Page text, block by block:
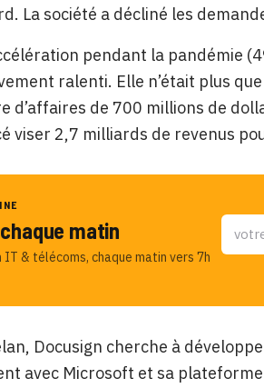
La société a décliné les
pendant la pandémie
ralenti. Elle n’était plus
d’affaires de 700 millions de
viser 2,7 milliards de revenus
matin
& télécoms, chaque matin vers 7h
Docusign cherche à
avec Microsoft et sa